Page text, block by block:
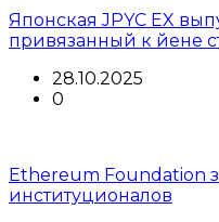
Японская JPYC EX
привязанный к йене
28.10.2025
0
Ethereum Foundation
институционалов